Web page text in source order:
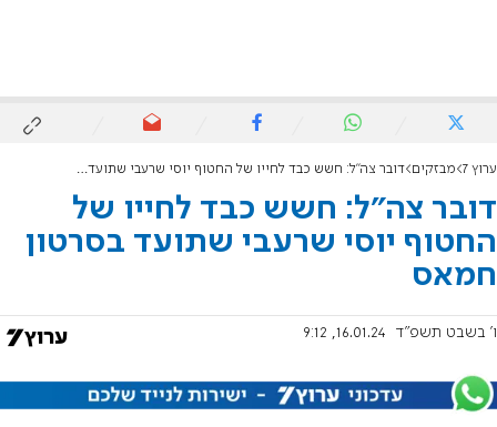
ערוץ 7 מבזקים דובר צה"ל: חשש כבד לחייו של החטוף יוסי שרעבי שתועד בסרטון חמאס
דובר צה"ל: חשש כבד לחייו של
החטוף יוסי שרעבי שתועד בסרטון
חמאס
ו' בשבט תשפ"ד 16.01.24, 9:12